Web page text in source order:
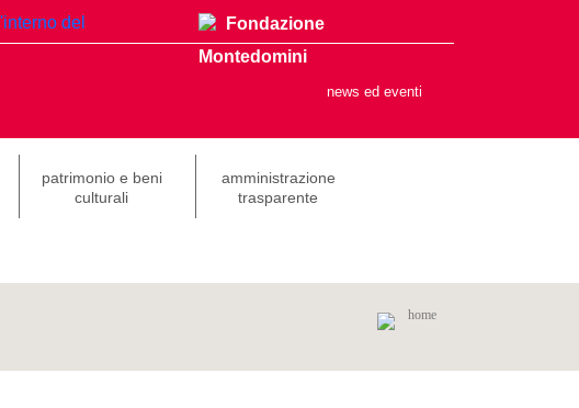
Fondazione
Montedomini
news ed eventi
patrimonio e beni
culturali
amministrazione
trasparente
home